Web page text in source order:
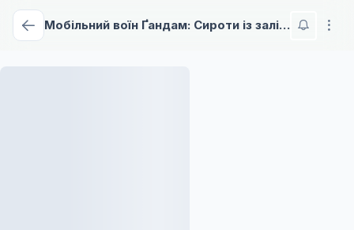
Мобільний воїн Ґандам: Сироти із залізною кров'ю - 2 сезон